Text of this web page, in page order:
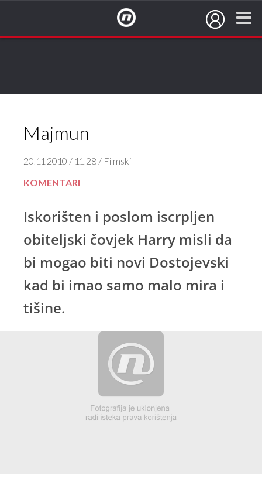
Majmun
20.11.2010 / 11:28 / Filmski
KOMENTARI
Iskorišten i poslom iscrpljen
obiteljski čovjek Harry misli da
bi mogao biti novi Dostojevski
kad bi imao samo malo mira i
tišine.